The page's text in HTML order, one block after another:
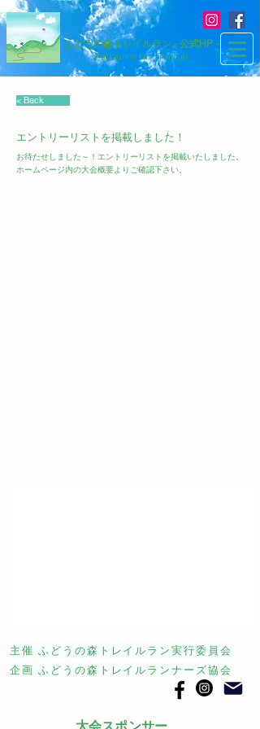
ふどうの森トレイルラン - 公式HP -
​Fudounomori Trailrun
< Back
お待たせしました～！エントリーリストを掲載いたしました。
ホームページ内の大会概要よりご確認下さい。
エントリーリストを掲載しました！
主催 ふどうの森トレイルラン実行委員会
企画 ふどうの森トレイルランナーズ協会